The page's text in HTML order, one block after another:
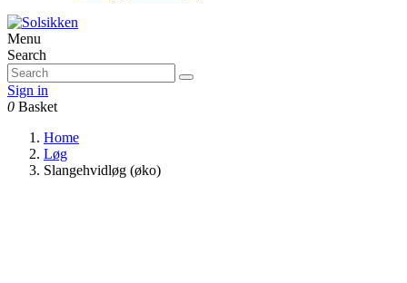
Menu
Search
Sign in
0 Basket
Home
Løg
Slangehvidløg (øko)